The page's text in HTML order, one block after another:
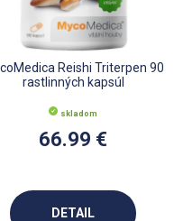
Reishi Triterpen 90
rastlinných kapsúl
skladom
66.99 €
DETAIL